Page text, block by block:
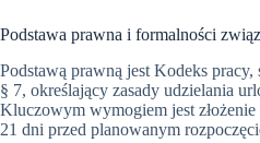
Podstawa prawna i formalności
Podstawą prawną jest Kodeks
§ 7, określający zasady udzielania
Kluczowym wymogiem jest
21 dni przed planowanym